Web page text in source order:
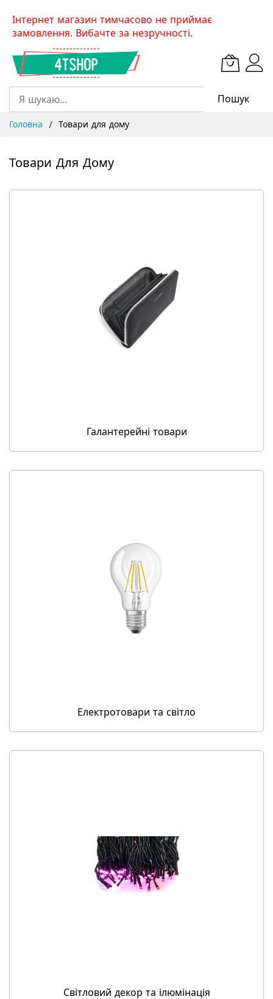
SkipІнтернет магазин тимчасово не приймає
замовлення. Вибачте за незручності.
Пошук
Головна Товари для дому
Товари Для Дому
Галантерейні товари
Електротовари та світло
Світловий декор та ілюмінація